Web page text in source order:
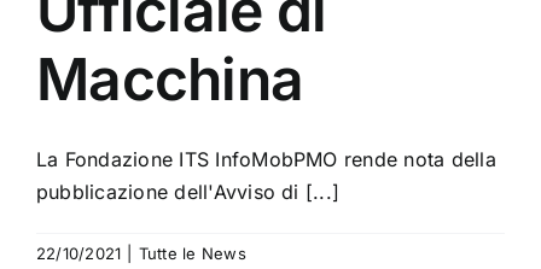
Macchina
La Fondazione ITS InfoMobPMO rende nota della
pubblicazione dell'Avviso di [...]
22/10/2021
Tutte le News